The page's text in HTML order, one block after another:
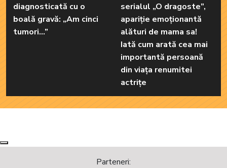
diagnosticată cu o
boală gravă: „Am cinci
tumori...”
serialul „O dragoste”,
apariție emoționantă
alături de mama sa!
Iată cum arată cea mai
importantă persoană
din viața renumitei
actrițe
Next
Previous
Parteneri: